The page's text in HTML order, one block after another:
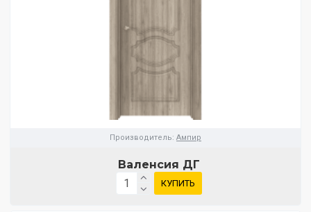
Производитель: Ампир
Валенсия ДГ
КУПИТЬ